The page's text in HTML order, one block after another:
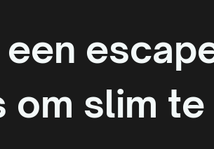
om slim